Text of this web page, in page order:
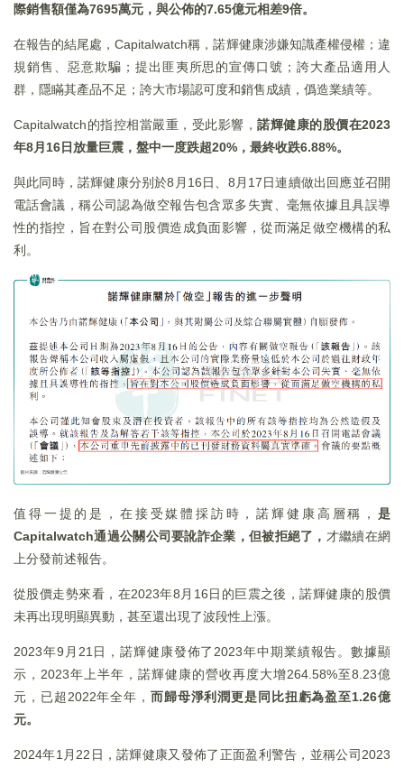
際銷售額僅為7695萬元，與公佈的7.65億元相差9倍。
在報告的結尾處，Capitalwatch稱，諾輝健康涉嫌知識產權侵權；違
規銷售、惡意欺騙；提出匪夷所思的宣傳口號；誇大產品適用人
群，隱瞞其產品不足；誇大市場認可度和銷售成績，僞造業績等。
Capitalwatch的指控相當嚴重，受此影響， 諾輝健康的股價在2023
年8月16日放量巨震，盤中一度跌超20% ，最終收跌6.88%。
與此同時，諾輝健康分别於8月16日、8月17日連續做出回應並召開
電話會議，稱公司認為做空報告包含眾多失實、毫無依據且具誤導
性的指控，旨在對公司股價造成負面影響，從而滿足做空機構的私
利。
值得一提的是，在接受媒體採訪時，諾輝健康高層稱， 是
Capitalwatch通過公關公司要訛詐企業，但被拒絕了， 才繼續在網
上分發前述報告。
從股價走勢來看，在2023年8月16日的巨震之後，諾輝健康的股價
未再出現明顯異動，甚至還出現了波段性上漲。
2023年9月21日，諾輝健康發佈了2023年中期業績報告。數據顯
示，2023年上半年，諾輝健康的營收再度大增264.58%至8.23億
元，已超2022年全年， 而歸母淨利潤更是同比扭虧為盈至1.26億
元。
2024年1月22日，諾輝健康又發佈了正面盈利警告，並稱公司2023